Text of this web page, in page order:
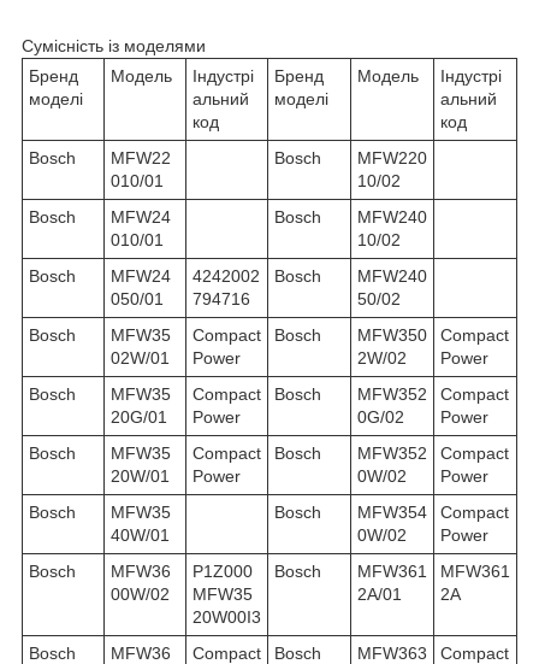
Сумісність із моделями
Бренд
моделі
Модель
Індустрі
альний
код
Бренд
моделі
Модель
Індустрі
альний
код
Bosch
MFW22
010/01
Bosch
MFW220
10/02
Bosch
MFW24
010/01
Bosch
MFW240
10/02
Bosch
MFW24
050/01
4242002
794716
Bosch
MFW240
50/02
Bosch
MFW35
02W/01
Compact
Power
Bosch
MFW350
2W/02
Compact
Power
Bosch
MFW35
20G/01
Compact
Power
Bosch
MFW352
0G/02
Compact
Power
Bosch
MFW35
20W/01
Compact
Power
Bosch
MFW352
0W/02
Compact
Power
Bosch
MFW35
40W/01
Bosch
MFW354
0W/02
Compact
Power
Bosch
MFW36
00W/02
P1Z000
MFW35
20W00I3
Bosch
MFW361
2A/01
MFW361
2A
Bosch
MFW36
Compact
Bosch
MFW363
Compact